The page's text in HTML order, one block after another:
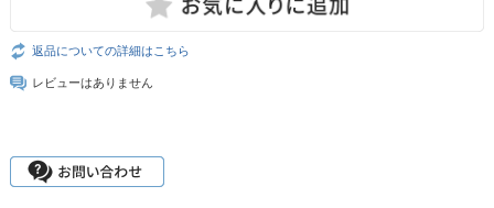
返品についての詳細はこちら
レビューはありません